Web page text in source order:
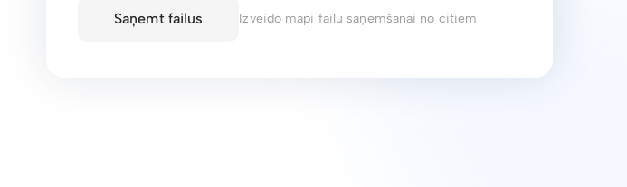
Saņemt failus Izveido mapi failu saņemšanai no citiem